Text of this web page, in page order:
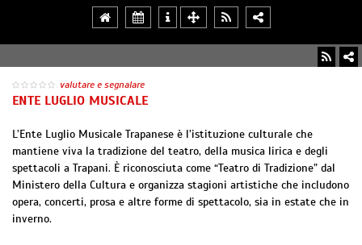
valutare e segnalare
ENTE LUGLIO MUSICALE
L’Ente Luglio Musicale Trapanese è l’istituzione culturale che
mantiene viva la tradizione del teatro, della musica lirica e degli
spettacoli a Trapani. È riconosciuta come “Teatro di Tradizione” dal
Ministero della Cultura e organizza stagioni artistiche che includono
opera, concerti, prosa e altre forme di spettacolo, sia in estate che in
inverno.